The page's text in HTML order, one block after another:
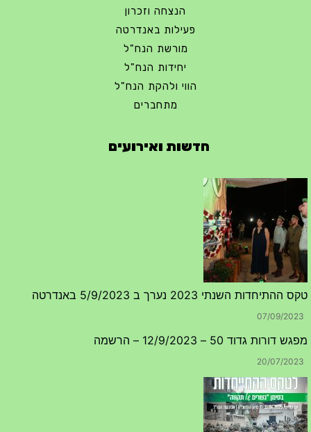
הנצחה וזכרון
פעילות באנדרטה
מורשת הנח"ל
יחידות הנח"ל
הווי ולהקת הנח"ל
מתחברים
חדשות ואירועים
טקס ההתיחדות השנתי 2023 נערך ב 5/9/2023 באנדרטה
07/09/2023
מפגש דורות גדוד 50 – 12/9/2023 – הרשמה
20/07/2023